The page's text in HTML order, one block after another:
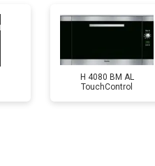
H 4080 BM AL
TouchControl